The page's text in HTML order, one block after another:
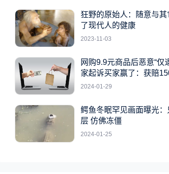
狂野的原始人：随意与
了现代人的健康
2023-11-03
网购9.9元商品后恶意“仅
家起诉买家赢了：获赔
2024-01-29
鳄鱼冬眠罕见画面曝光
层 仿佛冻僵
2024-01-25